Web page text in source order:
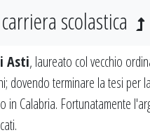
scolastica
Asti, laureato col vecchio
dovendo terminare la tesi
Calabria. Fortunatamente